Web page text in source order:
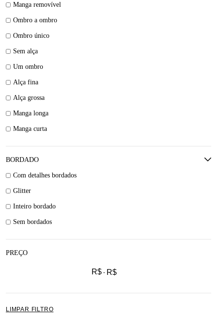
Manga removível
Ombro a ombro
Ombro único
Sem alça
Um ombro
Alça fina
Alça grossa
Manga longa
Manga curta
BORDADO
Com detalhes bordados
Glitter
Inteiro bordado
Sem bordados
PREÇO
R$ R$
LIMPAR FILTRO